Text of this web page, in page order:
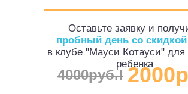
2000
4000руб.!
Оставьте заявку и
пробный день со скидкой
в клубе "Мауси Котауси" для
ребенка